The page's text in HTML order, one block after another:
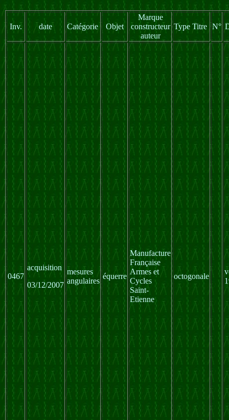
Inv. date Catégorie Objet
Marque
constructeur
auteur
Type Titre N°
0467
acquisition
03/12/2007
mesures
angulaires
équerre
Manufacture
Française
Armes et
Cycles
Saint-
Etienne
octogonale